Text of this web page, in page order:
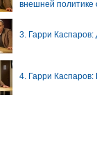
внешней политике
3. Гарри
4. Гарри